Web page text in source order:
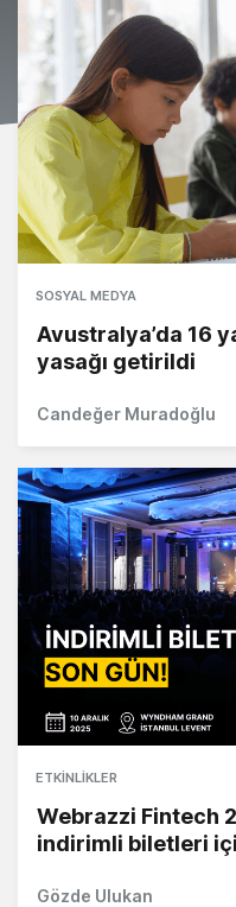
SOSYAL MEDYA
Avustralya’da 16
yasağı getirildi
Candeğer Muradoğlu
ETKINLIKLER
Webrazzi Fintech
indirimli biletleri
Gözde Ulukan